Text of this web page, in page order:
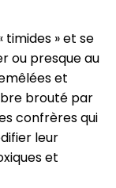
timides » et se
ou presque au
et
brouté par
confrères qui
leur
et